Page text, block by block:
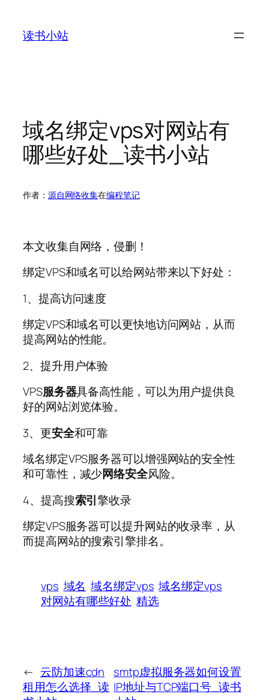
读书小站
域名绑定vps对网站有
哪些好处_读书小站
作者： 源自网络收集在编程笔记
本文收集自网络，侵删！
绑定VPS和域名可以给网站带来以下好处：
1、提高访问速度
绑定VPS和域名可以更快地访问网站，从而
提高网站的性能。
2、提升用户体验
VPS服务器具备高性能，可以为用户提供良
好的网站浏览体验。
3、更安全和可靠
域名绑定VPS服务器可以增强网站的安全性
和可靠性，减少网络安全风险。
4、提高搜索引擎收录
绑定VPS服务器可以提升网站的收录率，从
而提高网站的搜索引擎排名。
vps 域名 域名绑定vps 域名绑定vps
对网站有哪些好处 精选
← 云防加速cdn
租用怎么选择_读
smtp虚拟服务器如何设置
IP地址与TCP端口号_读书